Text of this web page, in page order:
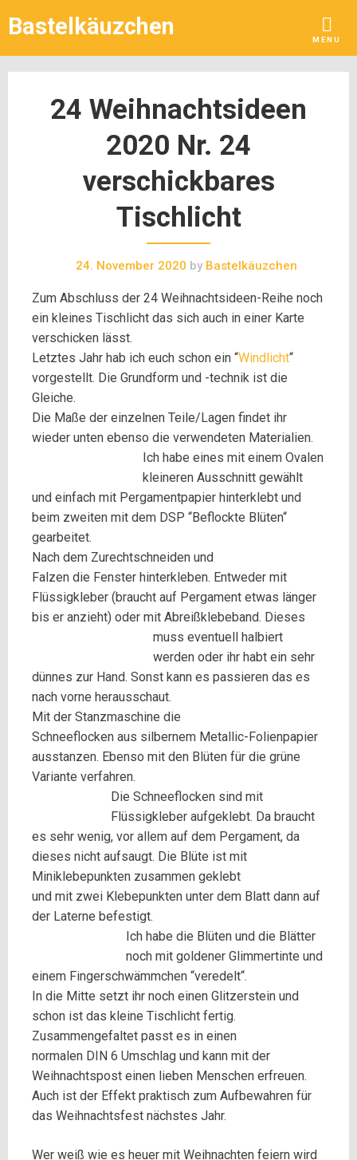
Bastelkäuzchen MENU
24 Weihnachtsideen
2020 Nr. 24
verschickbares
Tischlicht
24. November 2020 by Bastelkäuzchen
Zum Abschluss der 24 Weihnachtsideen-Reihe noch
ein kleines Tischlicht das sich auch in einer Karte
verschicken lässt.
Letztes Jahr hab ich euch schon ein “Windlicht“
vorgestellt. Die Grundform und -technik ist die
Gleiche.
Die Maße der einzelnen Teile/Lagen findet ihr
wieder unten ebenso die verwendeten Materialien.
Ich habe eines mit einem Ovalen
kleineren Ausschnitt gewählt
und einfach mit Pergamentpapier hinterklebt und
beim zweiten mit dem DSP “Beflockte Blüten“
gearbeitet.
Nach dem Zurechtschneiden und
Falzen die Fenster hinterkleben. Entweder mit
Flüssigkleber (braucht auf Pergament etwas länger
bis er anzieht) oder mit Abreißklebeband. Dieses
muss eventuell halbiert
werden oder ihr habt ein sehr
dünnes zur Hand. Sonst kann es passieren das es
nach vorne herausschaut.
Mit der Stanzmaschine die
Schneeflocken aus silbernem Metallic-Folienpapier
ausstanzen. Ebenso mit den Blüten für die grüne
Variante verfahren.
Die Schneeflocken sind mit
Flüssigkleber aufgeklebt. Da braucht
es sehr wenig, vor allem auf dem Pergament, da
dieses nicht aufsaugt. Die Blüte ist mit
Miniklebepunkten zusammen geklebt
und mit zwei Klebepunkten unter dem Blatt dann auf
der Laterne befestigt.
Ich habe die Blüten und die Blätter
noch mit goldener Glimmertinte und
einem Fingerschwämmchen “veredelt“.
In die Mitte setzt ihr noch einen Glitzerstein und
schon ist das kleine Tischlicht fertig.
Zusammengefaltet passt es in einen
normalen DIN 6 Umschlag und kann mit der
Weihnachtspost einen lieben Menschen erfreuen.
Auch ist der Effekt praktisch zum Aufbewahren für
das Weihnachtsfest nächstes Jahr.
Wer weiß wie es heuer mit Weihnachten feiern wird